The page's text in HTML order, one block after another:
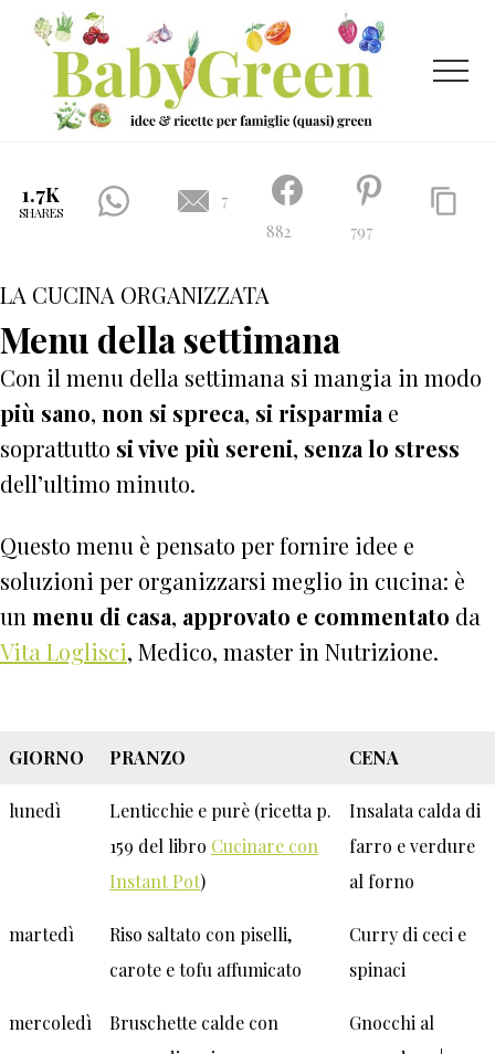
Menu
Passa
contenuto
principale
Passa
ricette
famiglie
(quasi)
green
Menu
1.7K
SHARES
7
882
797
LA CUCINA ORGANIZZATA
Menu della settimana
Con il menu della settimana si mangia in modo
più sano, non si spreca, si risparmia e
soprattutto si vive più sereni, senza lo stress
dell’ultimo minuto.
Questo menu è pensato per fornire idee e
soluzioni per organizzarsi meglio in cucina: è
un menu di casa, approvato e commentato da
Vita Loglisci, Medico, master in Nutrizione.
GIORNO PRANZO CENA
lunedì
Lenticchie e purè (ricetta p.
159 del libro Cucinare con
Instant Pot)
Insalata calda di
farro e verdure
al forno
martedì
Riso saltato con piselli,
carote e tofu affumicato
Curry di ceci e
spinaci
mercoledì
Bruschette calde con
Gnocchi al